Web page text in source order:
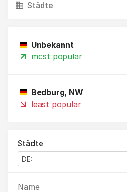
Städte
Unbekannt
most popular
Bedburg, NW
least popular
Städte
Name